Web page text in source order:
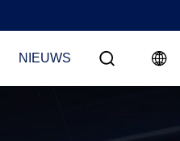
NIEUWS